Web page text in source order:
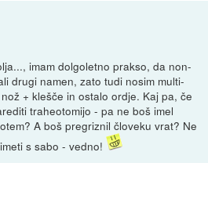
imam dolgoletno prakso, da non-
drugi namen, zato tudi nosim multi-
+ klešče in ostalo ordje. Kaj pa, če
traheotomijo - pa ne boš imel
A boš pregriznil človeku vrat? Ne
s sabo - vedno!